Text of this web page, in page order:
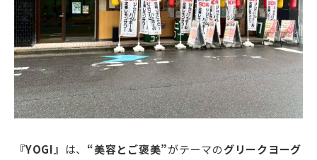
『YOGI』 は、 “美容とご褒美”がテーマのグリークヨーグ